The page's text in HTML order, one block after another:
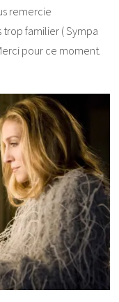
remercie
trop familier ( Sympa
pour ce moment.